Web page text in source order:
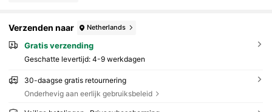
Verzenden naar Netherlands
Gratis verzending
Geschatte levertijd: 4-9 werkdagen
30-daagse gratis retournering
Onderhevig aan eerlijk gebruiksbeleid